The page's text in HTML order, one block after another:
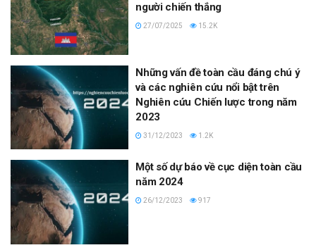
người chiến thắng
27/07/2025 15.2K
Những vấn đề toàn cầu đáng chú ý
và các nghiên cứu nổi bật trên
Nghiên cứu Chiến lược trong năm
2023
31/12/2023 1.2K
Một số dự báo về cục diện toàn cầu
năm 2024
26/12/2023 917